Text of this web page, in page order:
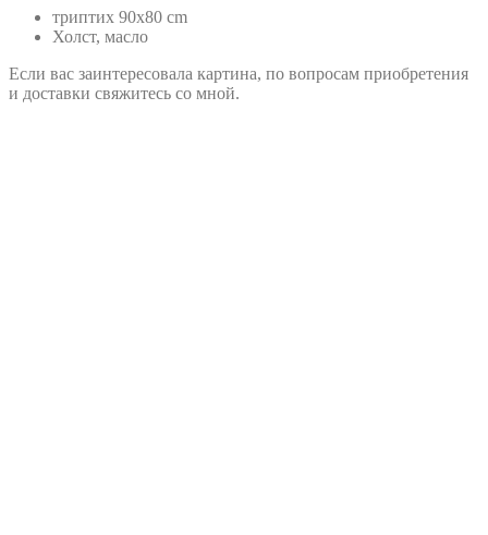
триптих 90х80 cm
Холст, масло
Если вас заинтересовала картина, по вопросам приобретения
и доставки свяжитесь со мной.